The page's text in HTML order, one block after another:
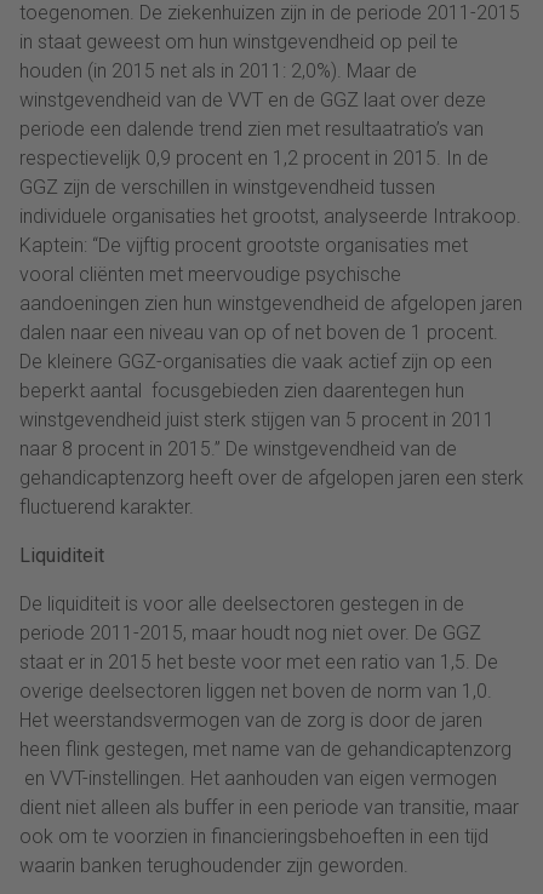
toegenomen. De ziekenhuizen zijn in de periode 2011-2015
in staat geweest om hun winstgevendheid op peil te
houden (in 2015 net als in 2011: 2,0%). Maar de
winstgevendheid van de VVT en de GGZ laat over deze
periode een dalende trend zien met resultaatratio’s van
respectievelijk 0,9 procent en 1,2 procent in 2015. In de
GGZ zijn de verschillen in winstgevendheid tussen
individuele organisaties het grootst, analyseerde Intrakoop.
Kaptein: “De vijftig procent grootste organisaties met
vooral cliënten met meervoudige psychische
aandoeningen zien hun winstgevendheid de afgelopen jaren
dalen naar een niveau van op of net boven de 1 procent.
De kleinere GGZ-organisaties die vaak actief zijn op een
beperkt aantal focusgebieden zien daarentegen hun
winstgevendheid juist sterk stijgen van 5 procent in 2011
naar 8 procent in 2015.” De winstgevendheid van de
gehandicaptenzorg heeft over de afgelopen jaren een sterk
fluctuerend karakter.
Liquiditeit
De liquiditeit is voor alle deelsectoren gestegen in de
periode 2011-2015, maar houdt nog niet over. De GGZ
staat er in 2015 het beste voor met een ratio van 1,5. De
overige deelsectoren liggen net boven de norm van 1,0.
Het weerstandsvermogen van de zorg is door de jaren
heen flink gestegen, met name van de gehandicaptenzorg
en VVT-instellingen. Het aanhouden van eigen vermogen
dient niet alleen als buffer in een periode van transitie, maar
ook om te voorzien in financieringsbehoeften in een tijd
waarin banken terughoudender zijn geworden.